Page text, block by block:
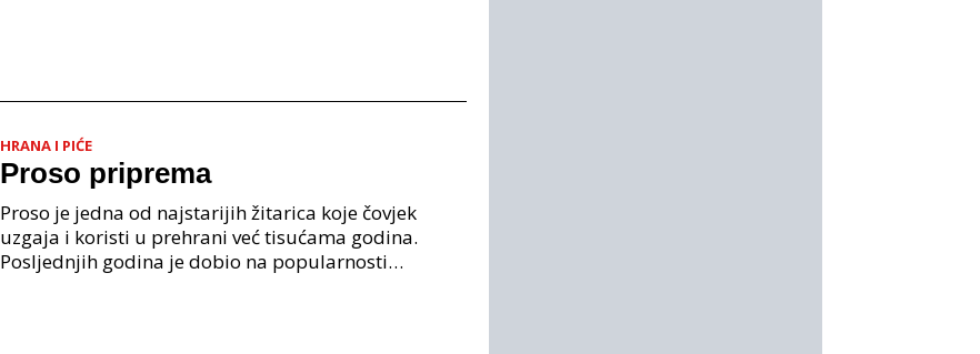
HRANA I PIĆE
Proso priprema
Proso je jedna od najstarijih žitarica koje čovjek
uzgaja i koristi u prehrani već tisućama godina.
Posljednjih godina je dobio na popularnosti